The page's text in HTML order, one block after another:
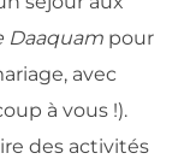
Daaquam pour
avec
à vous !).
des activités